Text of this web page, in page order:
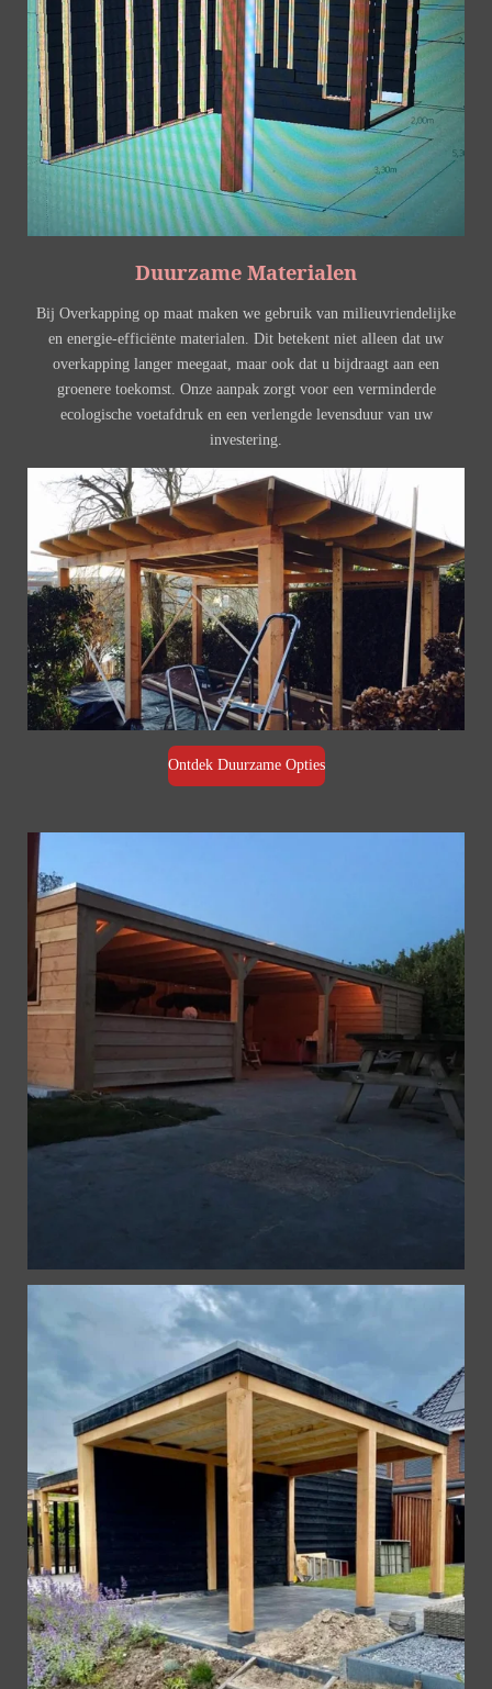
Duurzame Materialen
Bij Overkapping op maat maken we gebruik van milieuvriendelijke
en energie-efficiënte materialen. Dit betekent niet alleen dat uw
overkapping langer meegaat, maar ook dat u bijdraagt aan een
groenere toekomst. Onze aanpak zorgt voor een verminderde
ecologische voetafdruk en een verlengde levensduur van uw
investering.
Ontdek Duurzame Opties